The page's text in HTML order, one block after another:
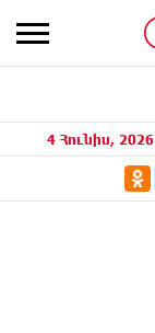
4 Հունիս,